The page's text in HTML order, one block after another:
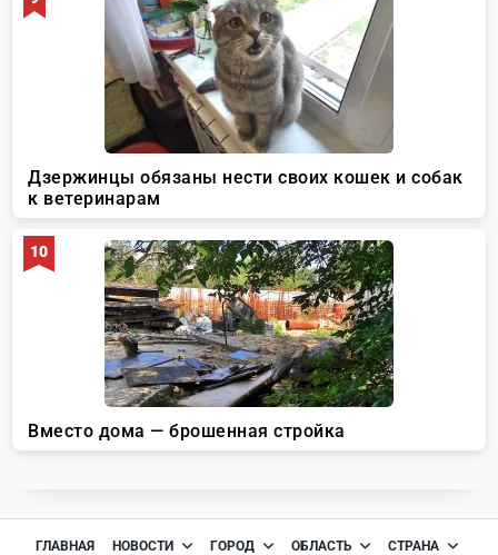
ГЛАВНАЯ НОВОСТИ ГОРОД ОБЛАСТЬ СТРАНА